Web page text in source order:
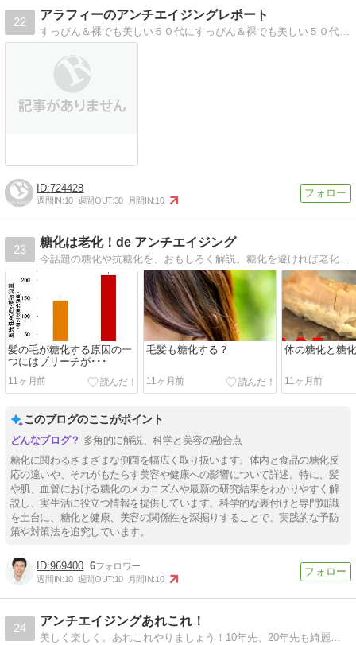
22
アラフィーのアンチエイジングレポート
すっぴん＆裸でも美しい５０代にすっぴん＆裸でも美しい５０代を目指すブログです。
724428
週間IN:10 週間OUT:30 月間IN:10
23
糖化は老化！de アンチエイジング
今話題の糖化や抗糖化を、おもしろく解説。糖化を避ければ老化は遅くなる？そこんところをサイエンスします！
髪の毛が糖化する原因の一
つにはブリーチが･･･
11ヶ月前
毛髪も糖化する？
11ヶ月前
体の糖化と糖
11ヶ月前
このブログのここがポイント
多角的に解説、科学と美容の融合点
糖化に関わるさまざまな側面を幅広く取り扱います。体内と食品の糖化反
応の違いや、それがもたらす美容や健康への影響について詳述。特に、髪
や肌、血管における糖化のメカニズムや最新の研究結果をわかりやすく解
説し、実生活に役立つ情報を提供しています。科学的な裏付けと専門知識
を土台に、糖化と健康、美容の関係性を深掘りすることで、実践的な予防
策や対策法を追究しています。
969400 6
週間IN:10 週間OUT:10 月間IN:10
24
アンチエイジングあれこれ！
美しく楽しく。あれこれやりましょう！10年先、20年先も綺麗でいられるよう、あの手この手で美を追求しましょう！